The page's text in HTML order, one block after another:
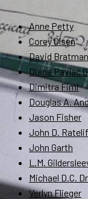
Anne Petty
Corey Olsen
David Bratman
Diana Pavlac
Dimitra Fimi
Douglas A.
Jason Fisher
John D.
John Garth
L.M.
Michael D.C.
Verlyn Flieger